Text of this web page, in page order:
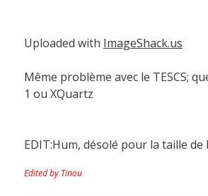
Uploaded with ImageShack.us
Même problème avec le TESCS;
1 ou XQuartz
EDIT:Hum, désolé pour la taille
Edited by Tinou